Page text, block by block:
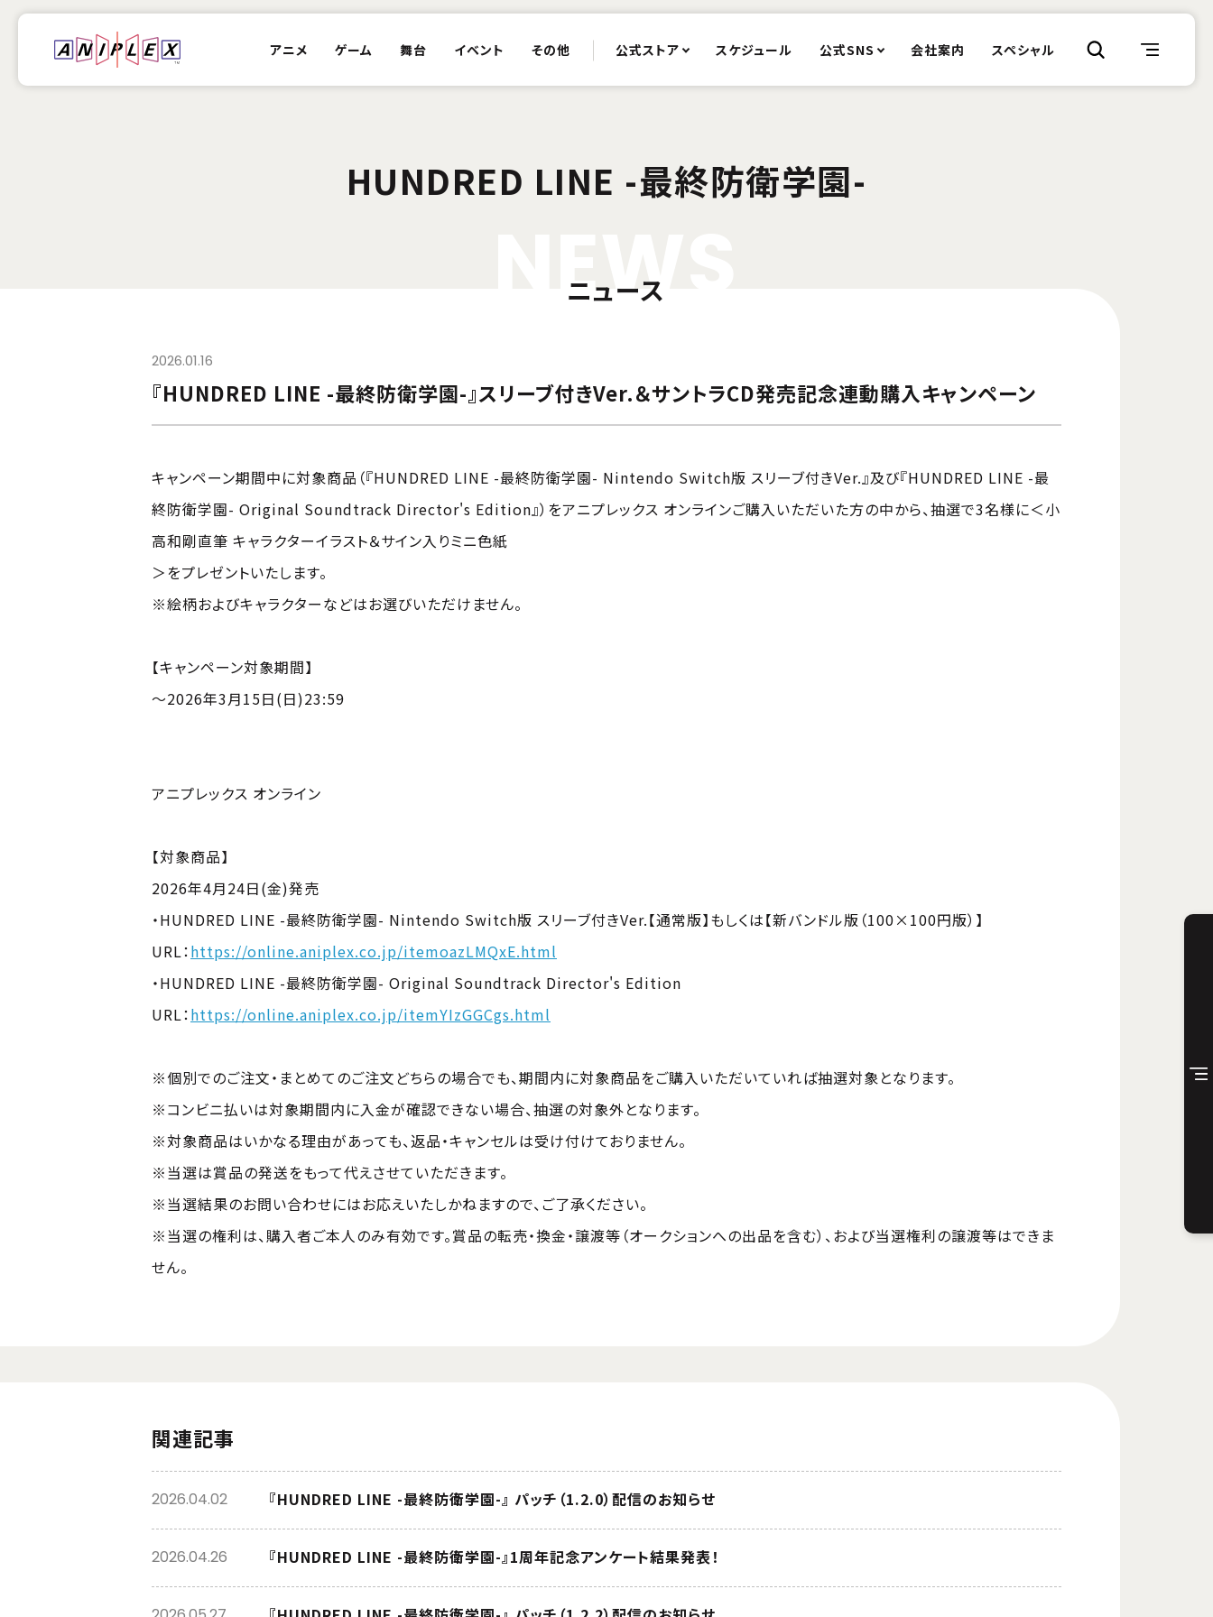
アニメ ゲーム 舞台 イベント その他 公式ストア スケジュール 公式SNS 会社案内 スペシャル
HUNDRED LINE -最終防衛学園-
EW
ニュース
2026.01.16
『HUNDRED LINE -最終防衛学園-』スリーブ付きVer.＆サントラCD発売記念連動購入キャンペーン
キャンペーン期間中に対象商品（『HUNDRED LINE -最終防衛学園- Nintendo Switch版 スリーブ付きVer.』及び『HUNDRED LINE -最
終防衛学園- Original Soundtrack Director's Edition』）をアニプレックス オンラインご購入いただいた方の中から、抽選で3名様に＜小
高和剛直筆 キャラクターイラスト＆サイン入りミニ色紙
＞をプレゼントいたします。
※絵柄およびキャラクターなどはお選びいただけません。
【キャンペーン対象期間】
～2026年3月15日(日)23:59
アニプレックス オンライン
【対象商品】
2026年4月24日(金)発売
・HUNDRED LINE -最終防衛学園- Nintendo Switch版 スリーブ付きVer.【通常版】もしくは【新バンドル版（100×100円版）】
URL：https://online.aniplex.co.jp/itemoazLMQxE.html
・HUNDRED LINE -最終防衛学園- Original Soundtrack Director's Edition
URL：https://online.aniplex.co.jp/itemYIzGGCgs.html
※個別でのご注文・まとめてのご注文どちらの場合でも、期間内に対象商品をご購入いただいていれば抽選対象となります。
※コンビニ払いは対象期間内に入金が確認できない場合、抽選の対象外となります。
※対象商品はいかなる理由があっても、返品・キャンセルは受け付けておりません。
※当選は賞品の発送をもって代えさせていただきます。
※当選結果のお問い合わせにはお応えいたしかねますので、ご了承ください。
※当選の権利は、購入者ご本人のみ有効です。賞品の転売・換金・譲渡等（オークションへの出品を含む）、および当選権利の譲渡等はできま
せん。
関連記事
『HUNDRED LINE -最終防衛学園-』 パッチ（1.2.0）配信のお知らせ
2026.04.02
『HUNDRED LINE -最終防衛学園-』1周年記念アンケート結果発表！
2026.04.26